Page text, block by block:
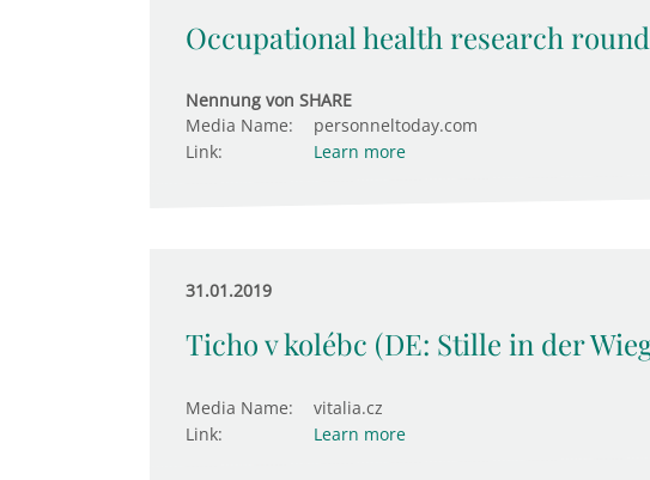
Occupational health research
Nennung von SHARE
Media Name:
personneltoday.com
Link:
Learn more
31.01.2019
Ticho v kolébc (DE: Stille in der
Media Name:
vitalia.cz
Link:
Learn more